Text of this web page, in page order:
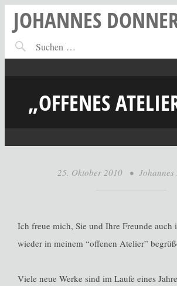
JOHANNES
„OFFENES
25. Oktober 2010 •
Ich freue mich, Sie und Ihre Freunde auch
wieder in meinem “offenen Atelier”
Viele neue Werke sind im Laufe eines